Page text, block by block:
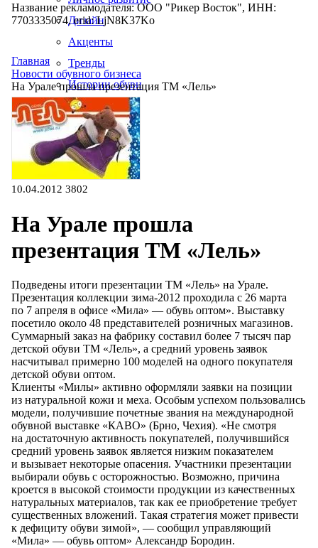
Дизайн
Акценты
Тренды
Истории обуви
Производство
Название рекламодателя: ООО "Рикер Восток", ИНН:
7703335074, erid: LjN8K37Ko
Главная
Новости обувного бизнеса
На Урале прошла презентация ТМ «Лель»
10.04.2012 3802
На Урале прошла
презентация ТМ «Лель»
Подведены итоги презентации ТМ «Лель» на Урале.
Презентация коллекции зима-2012 проходила с 26 марта
по 7 апреля в офисе «Мила» — обувь оптом». Выставку
посетило около 48 представителей розничных магазинов.
Суммарный заказ на фабрику составил более 7 тысяч пар
детской обуви ТМ «Лель», а средний уровень заявок
насчитывал примерно 100 моделей на одного покупателя
детской обуви оптом.
Клиенты «Милы» активно оформляли заявки на позиции
из натуральной кожи и меха. Особым успехом пользовались
модели, получившие почетные звания на международной
обувной выставке «КАВО» (Брно, Чехия). «Не смотря
на достаточную активность покупателей, получившийся
средний уровень заявок является низким показателем
и вызывает некоторые опасения. Участники презентации
выбирали обувь с осторожностью. Возможно, причина
кроется в высокой стоимости продукции из качественных
натуральных материалов, так как ее приобретение требует
существенных вложений. Такая стратегия может привести
к дефициту обуви зимой», — сообщил управляющий
«Мила» — обувь оптом» Александр Бородин.